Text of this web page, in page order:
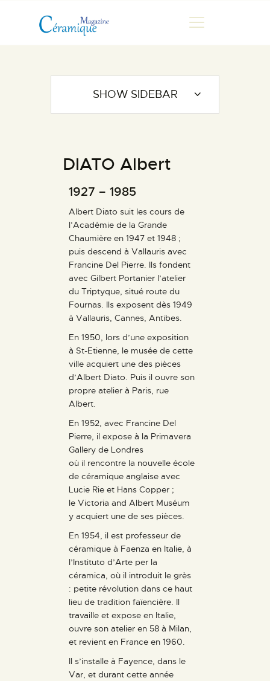
MAGAZINE
CHRONIQUES DE LUC
LES ARTISTES
GALERIES
DOCUMENTATION
CONTACT
ESPACE PRO
DIATO Albert
1927 – 1985
Albert Diato suit les cours de
l’Académie de la Grande
Chaumière en 1947 et 1948 ;
puis descend à Vallauris avec
Francine Del Pierre. Ils fondent
avec Gilbert Portanier l’atelier
du Triptyque, situé route du
Fournas. Ils exposent dès 1949
à Vallauris, Cannes, Antibes.
En 1950, lors d’une exposition
à St-Etienne, le musée de cette
ville acquiert une des pièces
d’Albert Diato. Puis il ouvre son
propre atelier à Paris, rue
Albert.
En 1952, avec Francine Del
Pierre, il expose à la Primavera
Gallery de Londres
où il rencontre la nouvelle école
de céramique anglaise avec
Lucie Rie et Hans Copper ;
le Victoria and Albert Muséum
y acquiert une de ses pièces.
En 1954, il est professeur de
céramique à Faenza en Italie, à
l’Instituto d’Arte per la
céramica, où il introduit le grès
: petite révolution dans ce haut
lieu de tradition faïencière. Il
travaille et expose en Italie,
ouvre son atelier en 58 à Milan,
et revient en France en 1960.
Il s’installe à Fayence, dans le
Var, et durant cette année
SHOW SIDEBAR